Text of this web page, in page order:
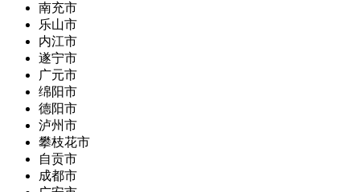
南充市
乐山市
内江市
遂宁市
广元市
绵阳市
德阳市
泸州市
攀枝花市
自贡市
成都市